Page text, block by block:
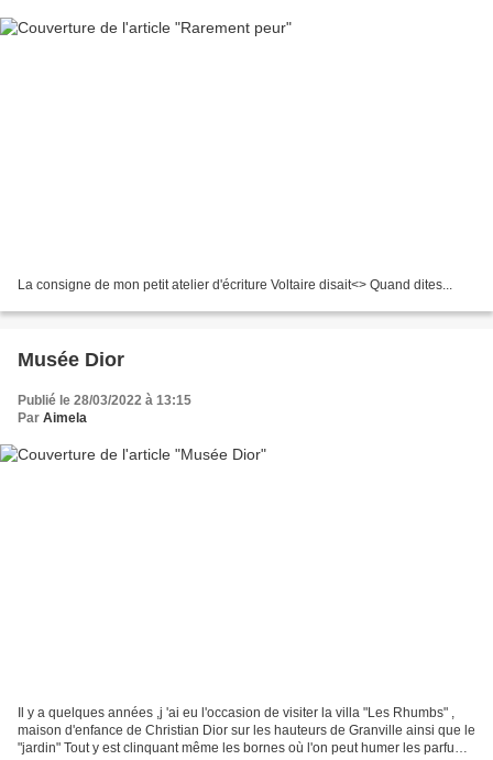
La consigne de mon petit atelier d'écriture Voltaire disait<> Quand dites...
Musée Dior
Publié le 28/03/2022 à 13:15
Par Aimela
Il y a quelques années ,j 'ai eu l'occasion de visiter la villa "Les Rhumbs" ,
maison d'enfance de Christian Dior sur les hauteurs de Granville ainsi que le
"jardin" Tout y est clinquant même les bornes où l'on peut humer les parfums